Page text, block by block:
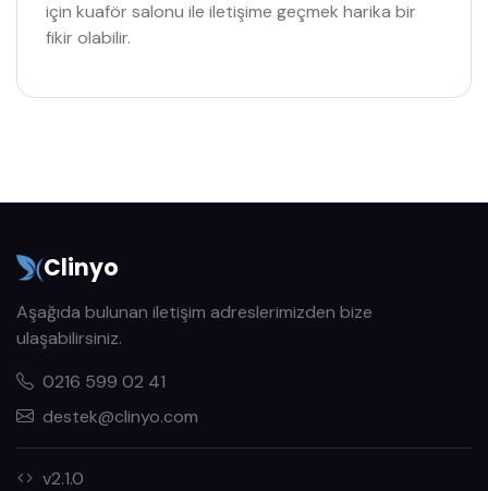
için kuaför salonu ile iletişime geçmek harika bir
fikir olabilir.
Clinyo
Aşağıda bulunan iletişim adreslerimizden bize
ulaşabilirsiniz.
0216 599 02 41
destek@clinyo.com
v2.1.0